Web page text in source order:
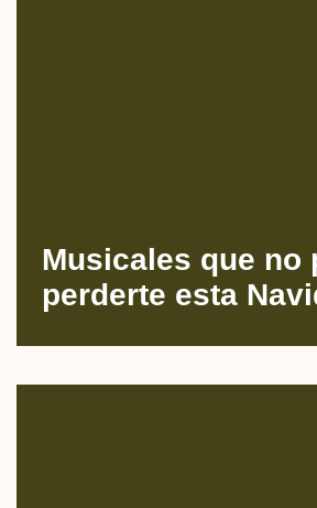
Musicales que no
perderte esta